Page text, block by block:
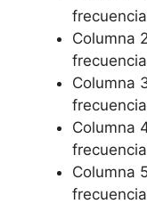
Columna
Columna
Columna
Columna